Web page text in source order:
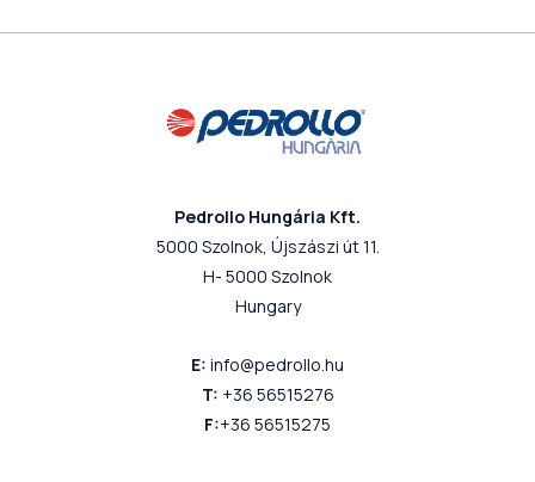
Pedrollo Hungária Kft.
5000 Szolnok, Újszászi út 11.
H- 5000 Szolnok
Hungary
E: info@pedrollo.hu
T: +36 56515276
F:+36 56515275